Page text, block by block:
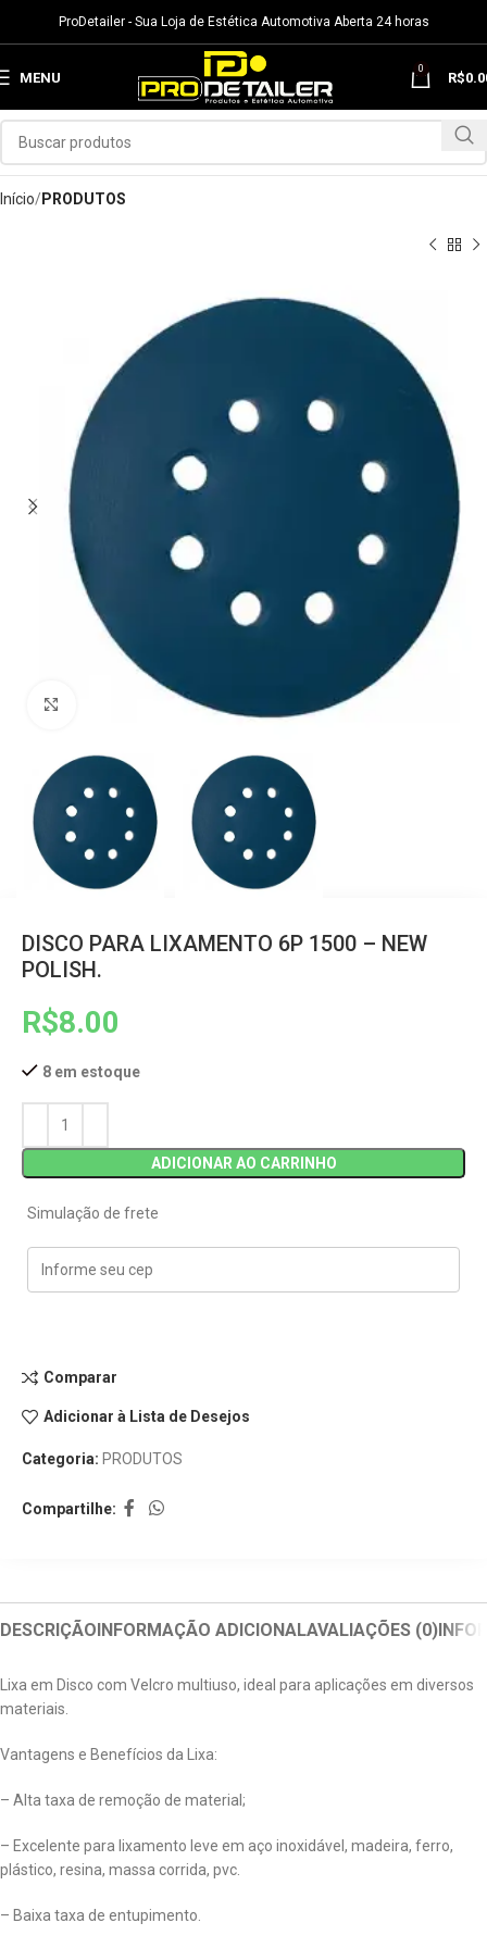
ProDetailer - Sua Loja de Estética Automotiva Aberta 24 horas
MENU
0
R$
Início PRODUTOS
Clique para ampliar
DISCO PARA LIXAMENTO 6P 1500 – NEW
POLISH.
R$8.00
8 em estoque
ADICIONAR AO CARRINHO
Simulação de frete
Comparar
Adicionar à Lista de Desejos
Categoria: PRODUTOS
Compartilhe:
DESCRIÇÃOINFORMAÇÃO ADICIONALAVALIAÇÕES (0)
Lixa em Disco com Velcro multiuso, ideal para aplicações em diversos
materiais.
Vantagens e Benefícios da Lixa:
– Alta taxa de remoção de material;
– Excelente para lixamento leve em aço inoxidável, madeira, ferro,
plástico, resina, massa corrida, pvc.
– Baixa taxa de entupimento.